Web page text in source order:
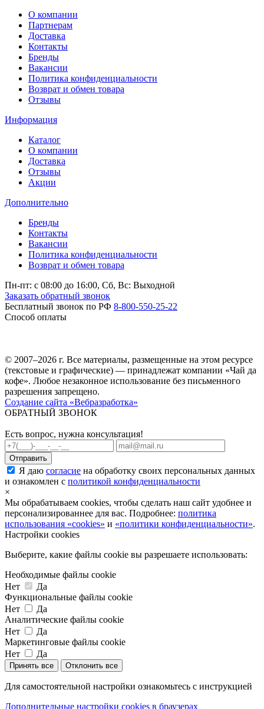
О компании
Партнерам
Доставка
Контакты
Бренды
Вакансии
Политика конфиденциальности
Возврат и обмен товара
Отзывы
Информация
Каталог
О компании
Доставка
Отзывы
Акции
Дополнительно
Бренды
Контакты
Вакансии
Политика конфиденциальности
Возврат и обмен товара
Пн-пт: c 08:00 до 16:00, Сб, Вс: Выходной
Заказать обратный звонок
Бесплатный звонок по РФ 8-800-550-25-22
Способ оплаты
© 2007–2026 г. Все материалы, размещенные на этом ресурсе
(текстовые и графические) — принадлежат компании «Чай да
кофе». Любое незаконное использование без письменного
разрешения запрещено.
Создание сайта «Вебразработка»
ОБРАТНЫЙ ЗВОНОК
Есть вопрос, нужна консультация!
Я даю согласие на обработку своих персональных данных
и ознакомлен с политикой конфиденциальности
×
Мы обрабатываем cookies, чтобы сделать наш сайт удобнее и
персонализированнее для вас. Подробнее: политика
использования «cookies» и «политики конфиденциальности».
Настройки cookies
Выберите, какие файлы cookie вы разрешаете использовать:
Необходимые файлы cookie
Нет
Да
Функциональные файлы cookie
Нет
Да
Аналитические файлы cookie
Нет
Да
Маркетинговые файлы cookie
Нет
Да
Принять все Отклонить все
Для самостоятельной настройки ознакомьтесь с инструкцией
Дополнительные настройки cookies в браузерах